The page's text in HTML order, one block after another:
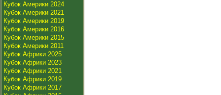
Кубок Америки 2024
Кубок Америки 2021
Кубок Америки 2019
Кубок Америки 2016
Кубок Америки 2015
Кубок Америки 2011
Кубок Африки 2025
Кубок Африки 2023
Кубок Африки 2021
Кубок Африки 2019
Кубок Африки 2017